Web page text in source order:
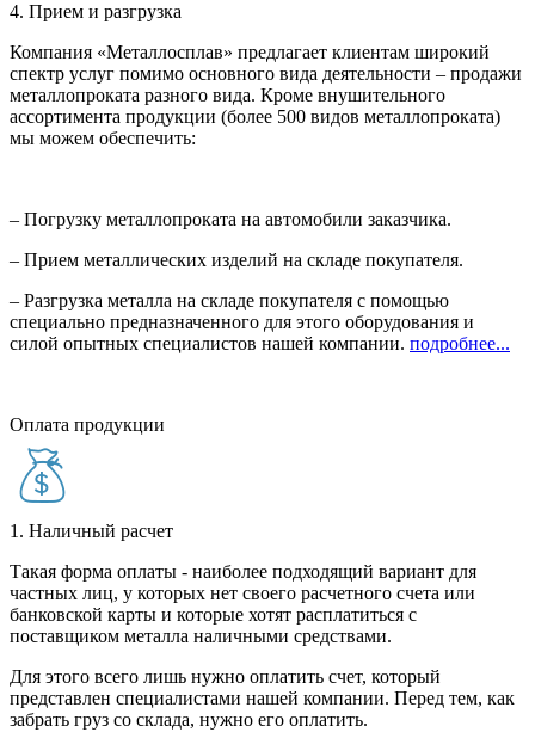
4. Прием и разгрузка
Компания «Металлосплав» предлагает клиентам широкий
спектр услуг помимо основного вида деятельности – продажи
металлопроката разного вида. Кроме внушительного
ассортимента продукции (более 500 видов металлопроката)
мы можем обеспечить:
– Погрузку металлопроката на автомобили заказчика.
– Прием металлических изделий на складе покупателя.
– Разгрузка металла на складе покупателя с помощью
специально предназначенного для этого оборудования и
силой опытных специалистов нашей компании. подробнее...
Оплата продукции
1. Наличный расчет
Такая форма оплаты - наиболее подходящий вариант для
частных лиц, у которых нет своего расчетного счета или
банковской карты и которые хотят расплатиться с
поставщиком металла наличными средствами.
Для этого всего лишь нужно оплатить счет, который
представлен специалистами нашей компании. Перед тем, как
забрать груз со склада, нужно его оплатить.